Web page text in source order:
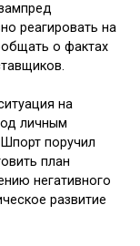
реагировать на
о фактах
на
личным
поручил
план
негативного
развитие